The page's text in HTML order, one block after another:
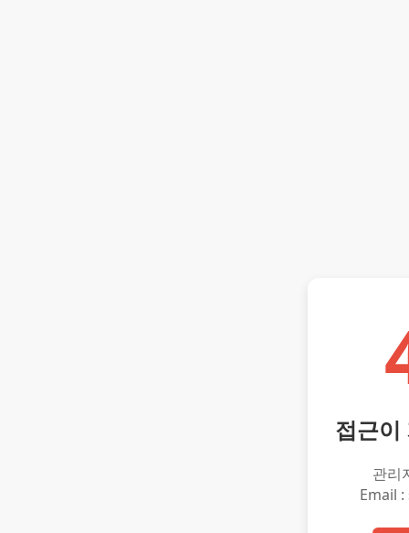
접근이
관리
Email